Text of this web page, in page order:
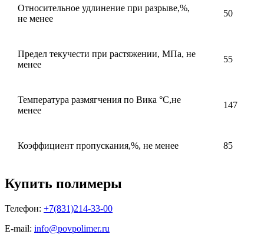
Относительное удлинение при разрыве,%,
не менее
50
Предел текучести при растяжении, МПа, не
менее
55
Температура размягчения по Вика °С,не
менее
147
Коэффициент пропускания,%, не менее 85
Купить полимеры
Телефон: +7(831)214-33-00
E-mail: info@povpolimer.ru